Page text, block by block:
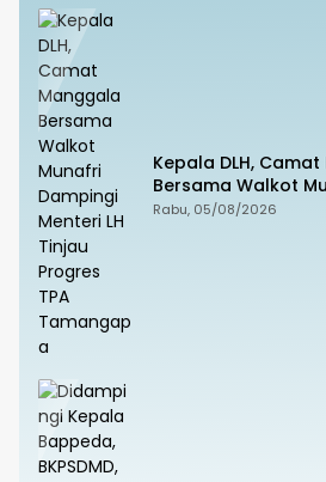
Kepala DLH,
Bersama Walkot
Menteri LH Tinjau
Rabu, 05/08/2026